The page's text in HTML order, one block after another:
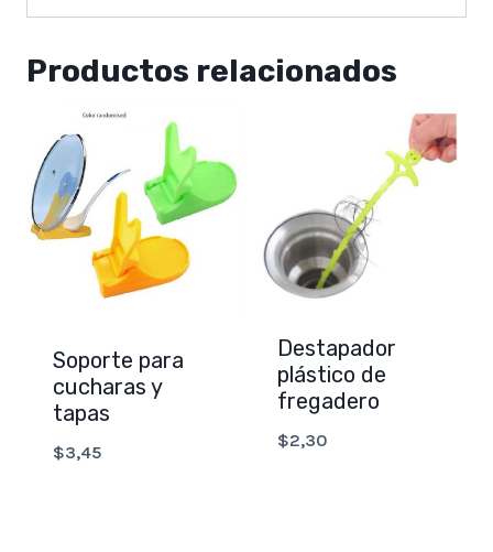
Productos relacionados
Soporte para
cucharas y
tapas
$3,45
Destapador
plástico de
fregadero
$2,30